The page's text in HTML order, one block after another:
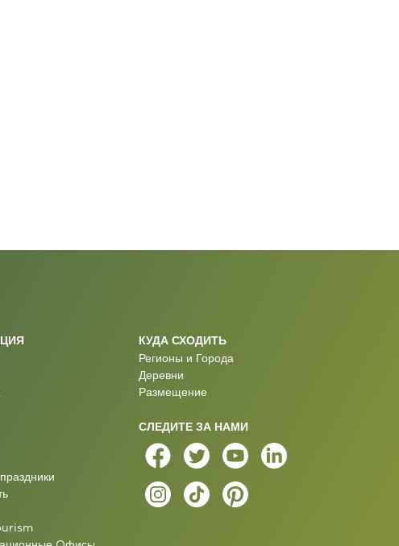
КУДА СХОДИТЬ
Регионы и Города
Деревни
Размещение
СЛЕДИТЕ ЗА НАМИ